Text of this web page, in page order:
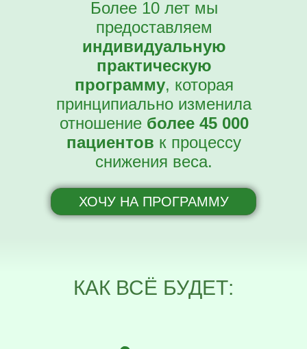
ХОЧУ НА ПРОГРАММУ
Более 10 лет мы
предоставляем
индивидуальную
практическую
программу, которая
принципиально изменила
отношение более 45 000
пациентов к процессу
снижения веса.
КАК ВСЁ БУДЕТ: